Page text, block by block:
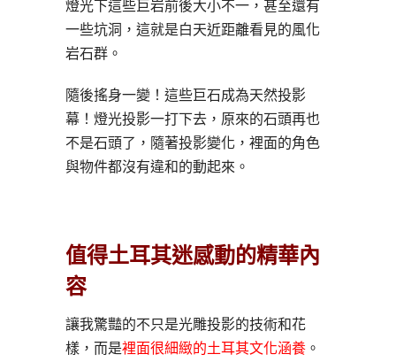
燈光下這些巨岩前後大小不一，甚至還有
一些坑洞，這就是白天近距離看見的風化
岩石群。
隨後搖身一變！這些巨石成為天然投影
幕！燈光投影一打下去，原來的石頭再也
不是石頭了，隨著投影變化，裡面的角色
與物件都沒有違和的動起來。
值得土耳其迷感動的精華內
容
讓我驚豔的不只是光雕投影的技術和花
樣，而是裡面很細緻的土耳其文化涵養 。